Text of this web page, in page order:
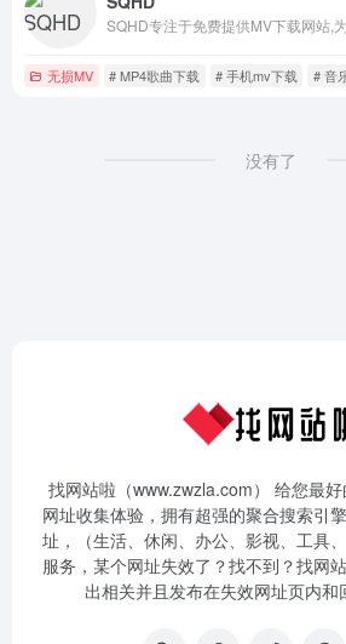
无损MV # MP4歌曲下载 # 手机mv下载 # 音
没有了
找网站啦（www.zwzla.com） 给您最
网址收集体验，拥有超强的聚合搜索引
址，（生活、休闲、办公、影视、工具
服务，某个网址失效了？找不到？找网
出相关并且发布在失效网址页内和